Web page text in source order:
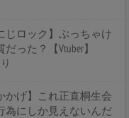
じロック】ぶっちゃけ
った？【Vtuber】
かげ】これ正直桐生会
為にしか見えないんだ